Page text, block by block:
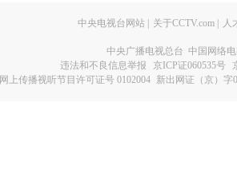
中央电视台网站 关于CCTV.com 人
中央广播电视总台 中国网络
违法和不良信息举报
京ICP证060535号
网上传播视听节目许可证号 0102004 新出网证（京）